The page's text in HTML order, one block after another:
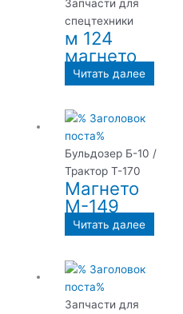
Запчасти для
спецтехники
м 124
магнето
Читать далее
Бульдозер Б-10 /
Трактор Т-170
Магнето
М-149
Читать далее
Запчасти для